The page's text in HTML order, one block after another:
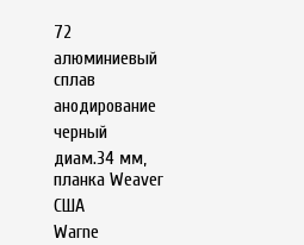
72
алюминиевый
сплав
анодирование
черный
диам.34 мм,
планка Weaver
США
Warne